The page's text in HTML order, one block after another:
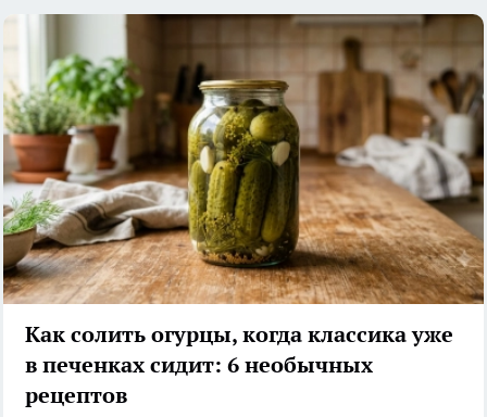
Как солить огурцы, когда классика уже
в печенках сидит: 6 необычных
рецептов